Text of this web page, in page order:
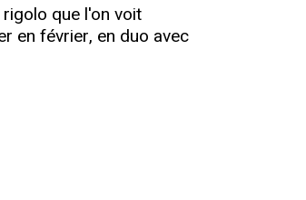
que l'on voit
en février, en duo avec